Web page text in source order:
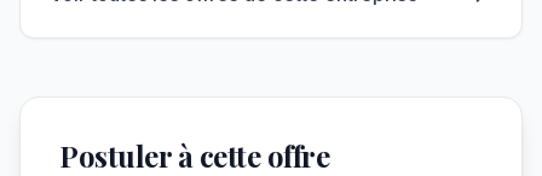
Postuler à cette offre